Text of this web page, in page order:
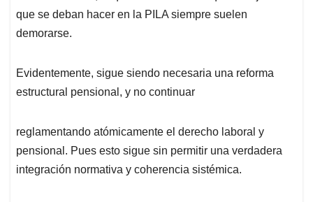
que se deban hacer en la PILA siempre suelen
demorarse.
Evidentemente, sigue siendo necesaria una reforma
estructural pensional, y no continuar
reglamentando atómicamente el derecho laboral y
pensional. Pues esto sigue sin permitir una verdadera
integración normativa y coherencia sistémica.